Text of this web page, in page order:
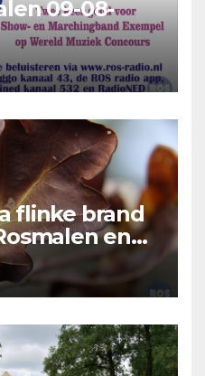
09-08-
flinke brand
en